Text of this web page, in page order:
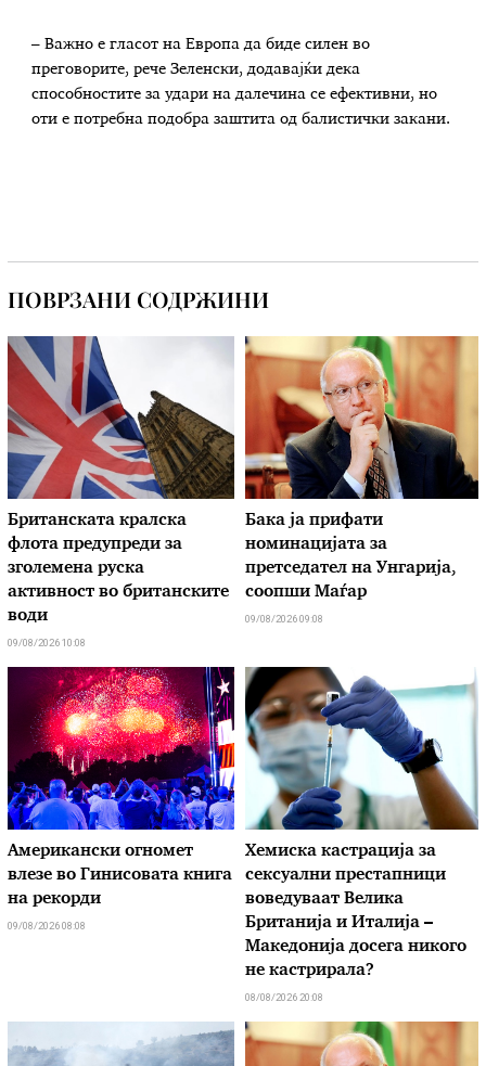
– Важно е гласот на Европа да биде силен во
преговорите, рече Зеленски, додавајќи дека
способностите за удари на далечина се ефективни, но
оти е потребна подобра заштита од балистички закани.
ПОВРЗАНИ СОДРЖИНИ
Британската кралска
флота предупреди за
зголемена руска
активност во британските
води
09/08/2026 10:08
Бака ја прифати
номинацијата за
претседател на Унгарија,
соопши Маѓар
09/08/2026 09:08
Американски огномет
влезе во Гинисовата книга
на рекорди
09/08/2026 08:08
Хемиска кастрација за
сексуални престапници
воведуваат Велика
Британија и Италија –
Македонија досега никого
не кастрирала?
08/08/2026 20:08